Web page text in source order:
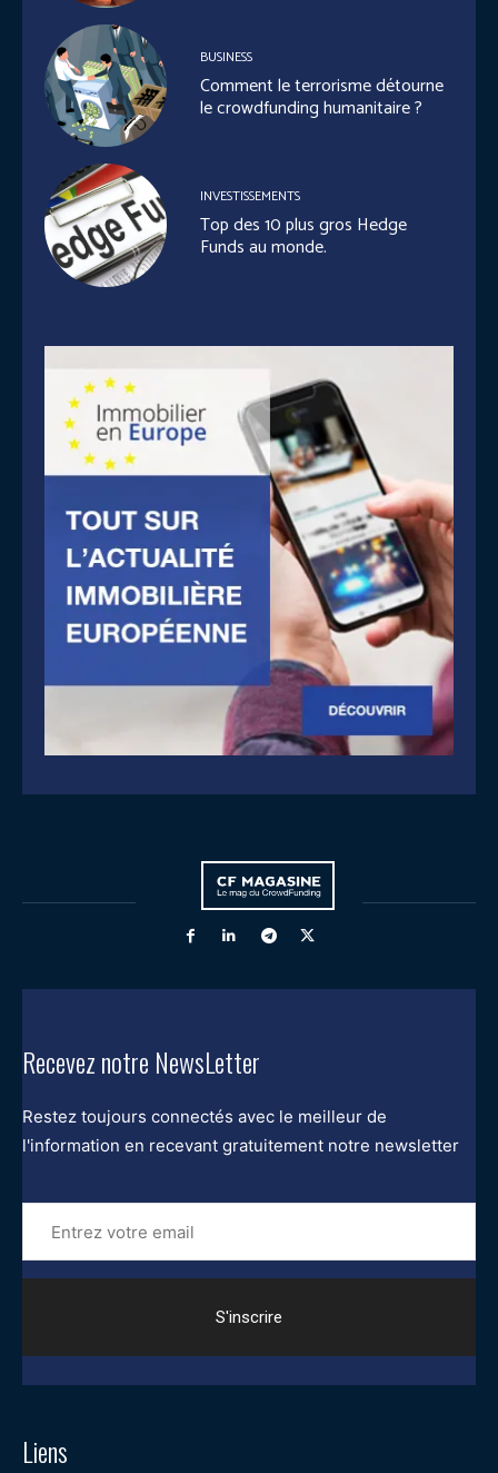
BUSINESS
Comment le terrorisme détourne
le crowdfunding humanitaire ?
INVESTISSEMENTS
Top des 10 plus gros Hedge
Funds au monde.
Recevez notre NewsLetter
Restez toujours connectés avec le meilleur de
l'information en recevant gratuitement notre newsletter
Entrez
votre
email
Liens